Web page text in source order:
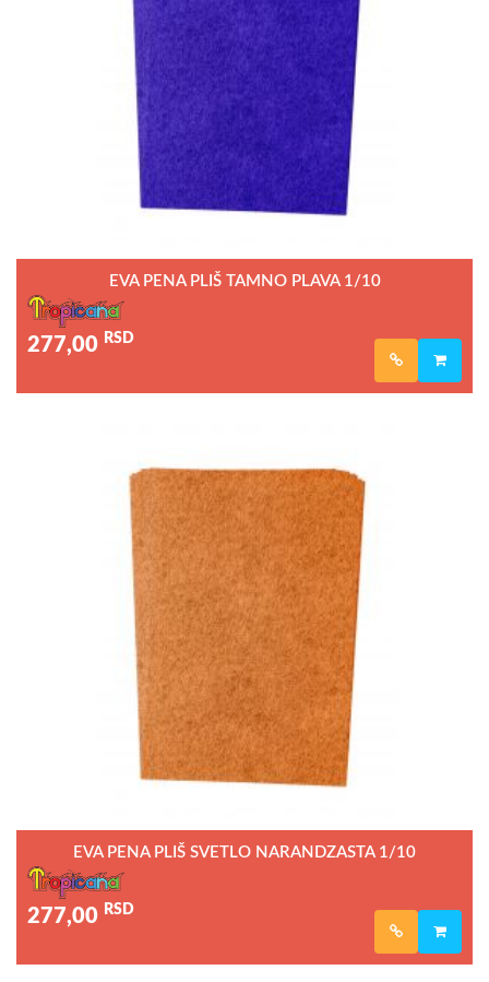
EVA PENA PLIŠ TAMNO PLAVA 1/10
277,00 RSD
EVA PENA PLIŠ SVETLO NARANDZASTA 1/10
277,00 RSD